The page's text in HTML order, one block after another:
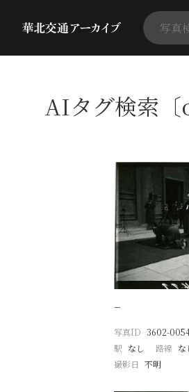
AIタグ検索〔
−
写真ID 3602-
駅 なし 路線 な
撮影日 不明